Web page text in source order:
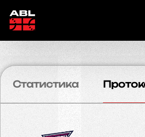
Статистика